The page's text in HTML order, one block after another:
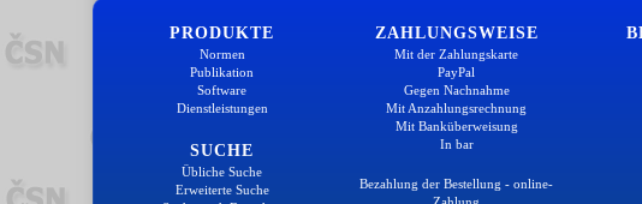
PRODUKTE
Normen
Publikation
Software
Dienstleistungen
SUCHE
Übliche Suche
Erweiterte Suche
ZAHLUNGSWEISE
Mit der Zahlungskarte
PayPal
Gegen Nachnahme
Mit Anzahlungsrechnung
Mit Banküberweisung
In bar
Bezahlung der Bestellung - online-